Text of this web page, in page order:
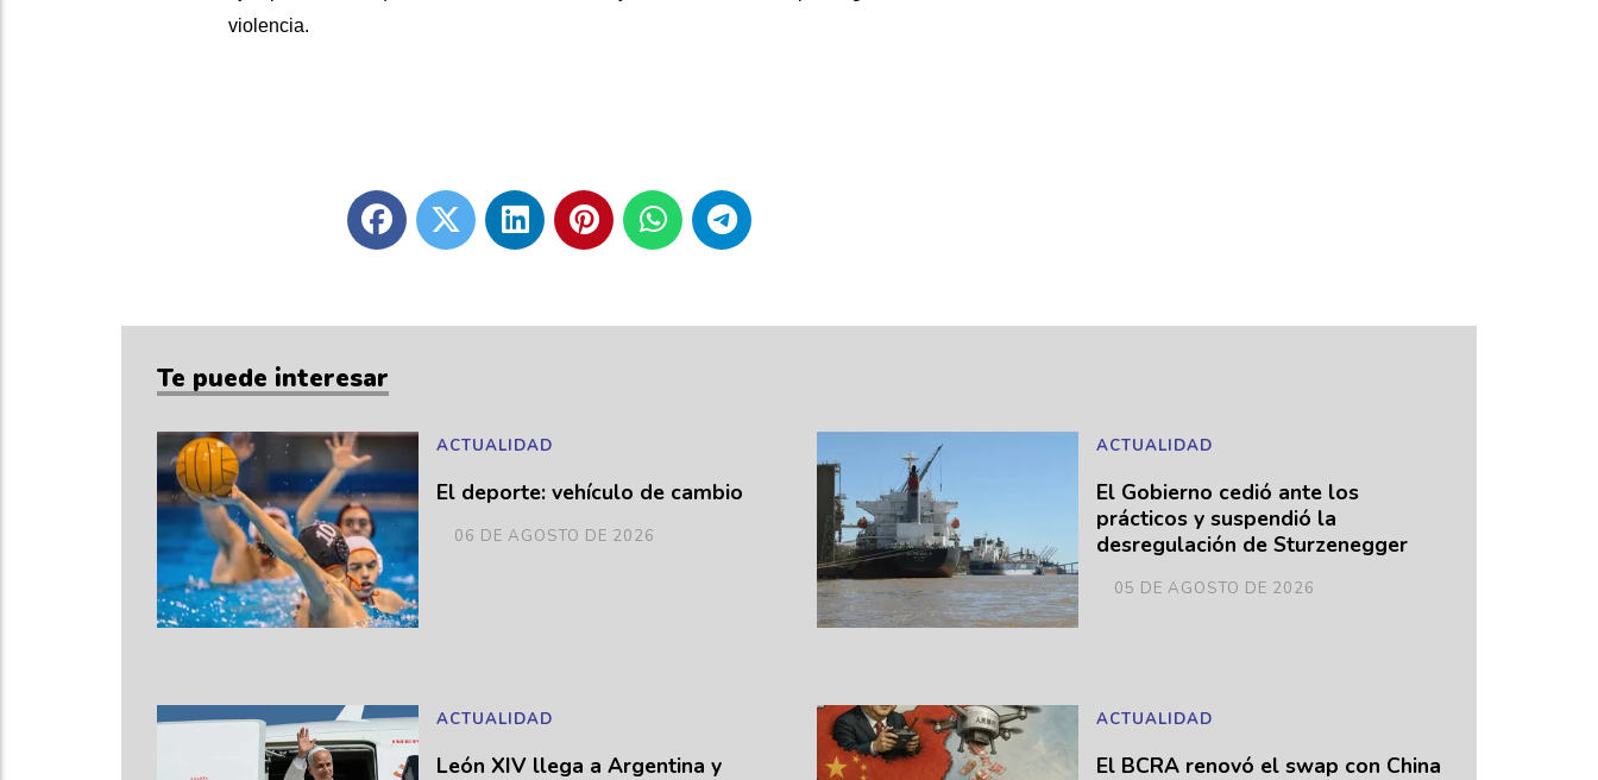
violencia.
Te puede interesar
El deporte: vehículo de cambio
ACTUALIDAD
06 DE AGOSTO DE 2026
El Gobierno cedió ante los
prácticos y suspendió la
desregulación de Sturzenegger
ACTUALIDAD
05 DE AGOSTO DE 2026
León XIV llega a Argentina y
ACTUALIDAD
El BCRA renovó el swap con China
ACTUALIDAD